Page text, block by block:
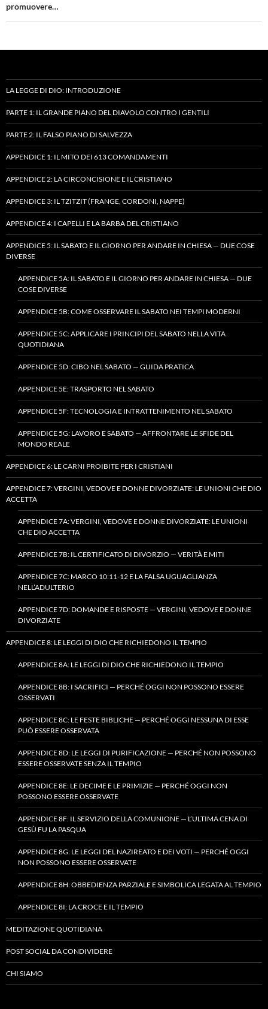
promuovere…
LA LEGGE DI DIO: INTRODUZIONE
PARTE 1: IL GRANDE PIANO DEL DIAVOLO CONTRO I GENTILI
PARTE 2: IL FALSO PIANO DI SALVEZZA
APPENDICE 1: IL MITO DEI 613 COMANDAMENTI
APPENDICE 2: LA CIRCONCISIONE E IL CRISTIANO
APPENDICE 3: IL TZITZIT (FRANGE, CORDONI, NAPPE)
APPENDICE 4: I CAPELLI E LA BARBA DEL CRISTIANO
APPENDICE 5: IL SABATO E IL GIORNO PER ANDARE IN CHIESA — DUE COSE
DIVERSE
APPENDICE 5A: IL SABATO E IL GIORNO PER ANDARE IN CHIESA — DUE
COSE DIVERSE
APPENDICE 5B: COME OSSERVARE IL SABATO NEI TEMPI MODERNI
APPENDICE 5C: APPLICARE I PRINCIPI DEL SABATO NELLA VITA
QUOTIDIANA
APPENDICE 5D: CIBO NEL SABATO — GUIDA PRATICA
APPENDICE 5E: TRASPORTO NEL SABATO
APPENDICE 5F: TECNOLOGIA E INTRATTENIMENTO NEL SABATO
APPENDICE 5G: LAVORO E SABATO — AFFRONTARE LE SFIDE DEL
MONDO REALE
APPENDICE 6: LE CARNI PROIBITE PER I CRISTIANI
APPENDICE 7: VERGINI, VEDOVE E DONNE DIVORZIATE: LE UNIONI CHE DIO
ACCETTA
APPENDICE 7A: VERGINI, VEDOVE E DONNE DIVORZIATE: LE UNIONI
CHE DIO ACCETTA
APPENDICE 7B: IL CERTIFICATO DI DIVORZIO — VERITÀ E MITI
APPENDICE 7C: MARCO 10:11-12 E LA FALSA UGUAGLIANZA
NELL’ADULTERIO
APPENDICE 7D: DOMANDE E RISPOSTE — VERGINI, VEDOVE E DONNE
DIVORZIATE
APPENDICE 8: LE LEGGI DI DIO CHE RICHIEDONO IL TEMPIO
APPENDICE 8A: LE LEGGI DI DIO CHE RICHIEDONO IL TEMPIO
APPENDICE 8B: I SACRIFICI — PERCHÉ OGGI NON POSSONO ESSERE
OSSERVATI
APPENDICE 8C: LE FESTE BIBLICHE — PERCHÉ OGGI NESSUNA DI ESSE
PUÒ ESSERE OSSERVATA
APPENDICE 8D: LE LEGGI DI PURIFICAZIONE — PERCHÉ NON POSSONO
ESSERE OSSERVATE SENZA IL TEMPIO
APPENDICE 8E: LE DECIME E LE PRIMIZIE — PERCHÉ OGGI NON
POSSONO ESSERE OSSERVATE
APPENDICE 8F: IL SERVIZIO DELLA COMUNIONE — L’ULTIMA CENA DI
GESÙ FU LA PASQUA
APPENDICE 8G: LE LEGGI DEL NAZIREATO E DEI VOTI — PERCHÉ OGGI
NON POSSONO ESSERE OSSERVATE
APPENDICE 8H: OBBEDIENZA PARZIALE E SIMBOLICA LEGATA AL TEMPIO
APPENDICE 8I: LA CROCE E IL TEMPIO
MEDITAZIONE QUOTIDIANA
POST SOCIAL DA CONDIVIDERE
CHI SIAMO